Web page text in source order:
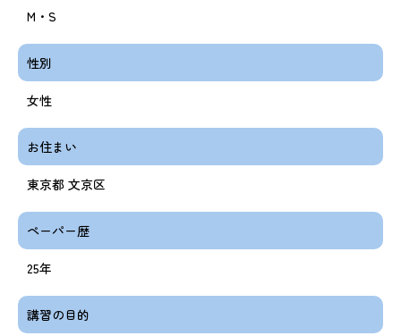
M・S
性別
女性
お住まい
東京都 文京区
ペーパー歴
25年
講習の目的